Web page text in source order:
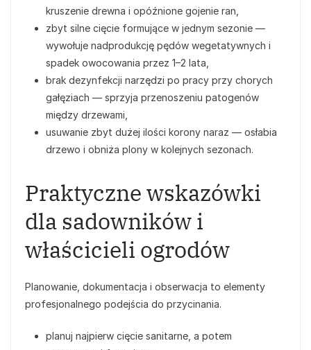
kruszenie drewna i opóźnione gojenie ran,
zbyt silne cięcie formujące w jednym sezonie —
wywołuje nadprodukcję pędów wegetatywnych i
spadek owocowania przez 1–2 lata,
brak dezynfekcji narzędzi po pracy przy chorych
gałęziach — sprzyja przenoszeniu patogenów
między drzewami,
usuwanie zbyt dużej ilości korony naraz — osłabia
drzewo i obniża plony w kolejnych sezonach.
Praktyczne wskazówki
dla sadowników i
właścicieli ogrodów
Planowanie, dokumentacja i obserwacja to elementy
profesjonalnego podejścia do przycinania.
planuj najpierw cięcie sanitarne, a potem